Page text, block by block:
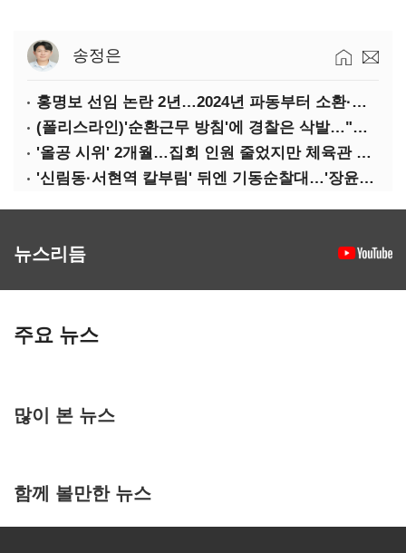
송정은
홍명보 선임 논란 2년…2024년 파동부터 소환·압색까지
(폴리스라인)'순환근무 방침'에 경찰은 삭발…"베테랑·수사력 보강 먼저"
'올공 시위' 2개월…집회 인원 줄었지만 체육관 봉쇄 계속
'신림동·서현역 칼부림' 뒤엔 기동순찰대…'장윤기 은폐·조작' 후엔 내부비리수사대
뉴스리듬
주요 뉴스
많이 본 뉴스
함께 볼만한 뉴스